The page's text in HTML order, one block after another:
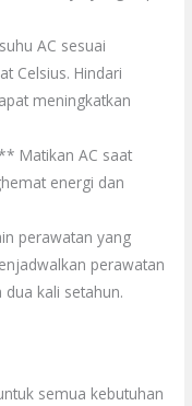
AC sesuai
Celsius. Hindari
meningkatkan
Matikan AC saat
energi dan
perawatan yang
perawatan
kali setahun.
semua kebutuhan